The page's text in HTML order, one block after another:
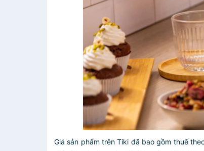
Giá sản phẩm trên Tiki đã bao gồm thuế